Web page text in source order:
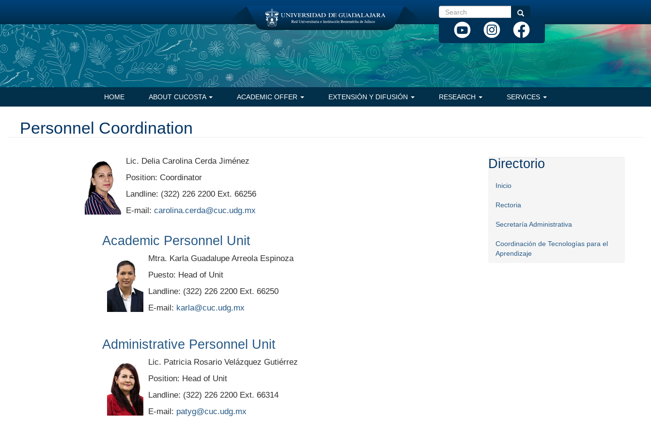
main
content
Search Search
Navegación
principal
HOME ABOUT CUCOSTA ACADEMIC OFFER EXTENSIÓN Y DIFUSIÓN RESEARCH SERVICES
Personnel Coordination
Lic. Delia Carolina Cerda Jiménez
Position: Coordinator
Landline: (322) 226 2200 Ext. 66256
E-mail:carolina.cerda@cuc.udg.mx
Academic Personnel Unit
Mtra. Karla Guadalupe Arreola Espinoza
Puesto: Head of Unit
Landline: (322) 226 2200 Ext. 66250
E-mail: karla@cuc.udg.mx
Administrative Personnel Unit
Lic. Patricia Rosario Velázquez Gutiérrez
Position: Head of Unit
Landline: (322) 226 2200 Ext. 66314
E-mail: patyg@cuc.udg.mx
Directorio
Inicio
Rectoria
Secretaría Administrativa
Coordinación de Tecnologías para el
Aprendizaje